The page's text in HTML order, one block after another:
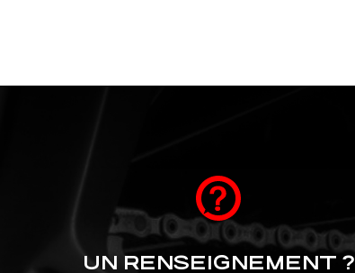
UN RENSEIGNEMENT ?